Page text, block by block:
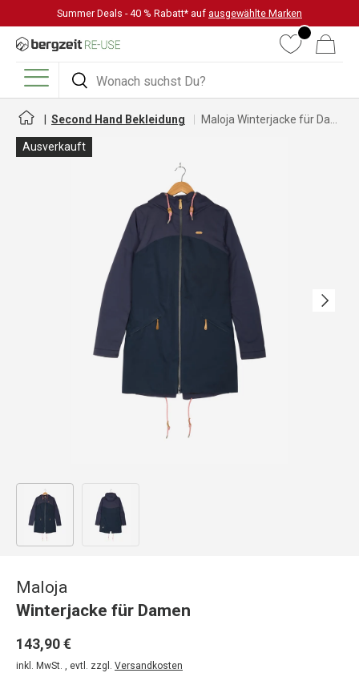
DIREKT ZUM INHALT
Summer Deals - 40 % Rabatt* auf ausgewählte Marken
Suchen
Suchen
WunschlisteWarenkorb
Menü
Second Hand Bekleidung
Ausverkauft
Nächste
Bild 1 in Galerieansicht laden
Maloja
Winterjacke für Damen
143,90 €
inkl. MwSt. , evtl. zzgl. Versandkosten